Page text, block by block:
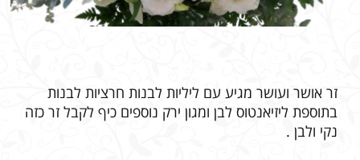
זר אושר ועושר מגיע עם ליליות לבנות חרציות לבנות
בתוספת ליזיאנטוס לבן ומגון ירק נוספים כיף לקבל זר כזה
נקי ולבן .